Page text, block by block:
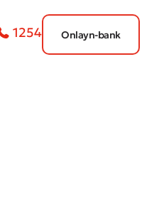
1254 Onlayn-bank